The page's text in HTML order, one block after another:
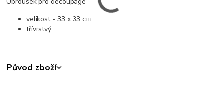
velikost - 33 x 33 cm
třívrstvý
Původ zboží